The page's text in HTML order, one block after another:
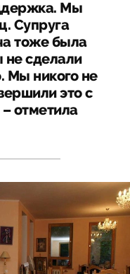
Мы
Супруга
тоже была
не сделали
Мы никого не
это с
отметила